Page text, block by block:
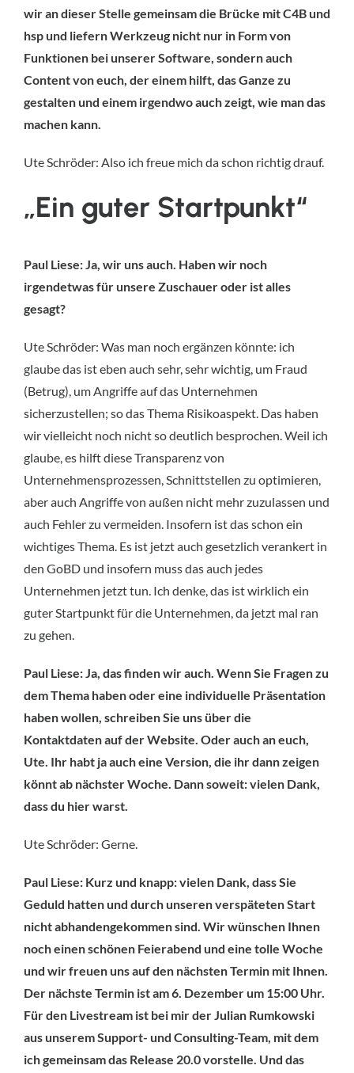
wir an dieser Stelle gemeinsam die Brücke mit C4B und
hsp und liefern Werkzeug nicht nur in Form von
Funktionen bei unserer Software, sondern auch
Content von euch, der einem hilft, das Ganze zu
gestalten und einem irgendwo auch zeigt, wie man das
machen kann.
Ute Schröder: Also ich freue mich da schon richtig drauf.
„Ein guter Startpunkt“
Paul Liese: Ja, wir uns auch. Haben wir noch
irgendetwas für unsere Zuschauer oder ist alles
gesagt?
Ute Schröder: Was man noch ergänzen könnte: ich
glaube das ist eben auch sehr, sehr wichtig, um Fraud
(Betrug), um Angriffe auf das Unternehmen
sicherzustellen; so das Thema Risikoaspekt. Das haben
wir vielleicht noch nicht so deutlich besprochen. Weil ich
glaube, es hilft diese Transparenz von
Unternehmensprozessen, Schnittstellen zu optimieren,
aber auch Angriffe von außen nicht mehr zuzulassen und
auch Fehler zu vermeiden. Insofern ist das schon ein
wichtiges Thema. Es ist jetzt auch gesetzlich verankert in
den GoBD und insofern muss das auch jedes
Unternehmen jetzt tun. Ich denke, das ist wirklich ein
guter Startpunkt für die Unternehmen, da jetzt mal ran
zu gehen.
Paul Liese: Ja, das finden wir auch. Wenn Sie Fragen zu
dem Thema haben oder eine individuelle Präsentation
haben wollen, schreiben Sie uns über die
Kontaktdaten auf der Website. Oder auch an euch,
Ute. Ihr habt ja auch eine Version, die ihr dann zeigen
könnt ab nächster Woche. Dann soweit: vielen Dank,
dass du hier warst.
Ute Schröder: Gerne.
Paul Liese: Kurz und knapp: vielen Dank, dass Sie
Geduld hatten und durch unseren verspäteten Start
nicht abhandengekommen sind. Wir wünschen Ihnen
noch einen schönen Feierabend und eine tolle Woche
und wir freuen uns auf den nächsten Termin mit Ihnen.
Der nächste Termin ist am 6. Dezember um 15:00 Uhr.
Für den Livestream ist bei mir der Julian Rumkowski
aus unserem Support- und Consulting-Team, mit dem
ich gemeinsam das Release 20.0 vorstelle. Und das